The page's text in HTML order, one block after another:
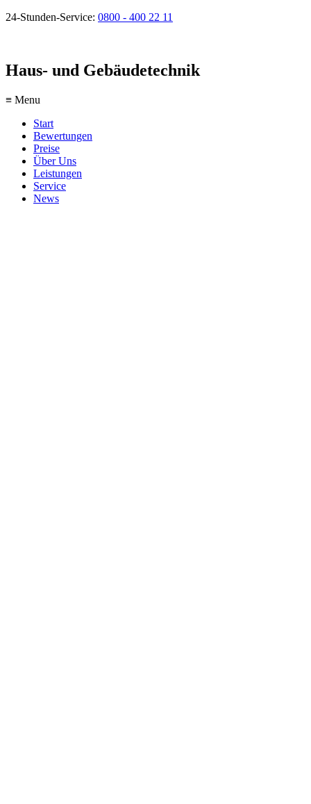
24-Stunden-Service: 0800 - 400 22 11
Haus- und Gebäudetechnik
≡ Menu
Start
Bewertungen
Preise
Über Uns
Leistungen
Service
News